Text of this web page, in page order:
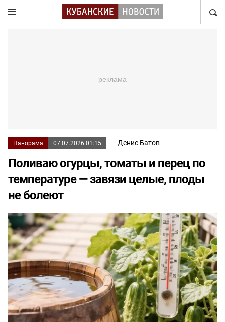
Панорама 07.07.2026 01:15 Денис Батов
Поливаю огурцы, томаты и перец по
температуре — завязи целые, плоды
не болеют